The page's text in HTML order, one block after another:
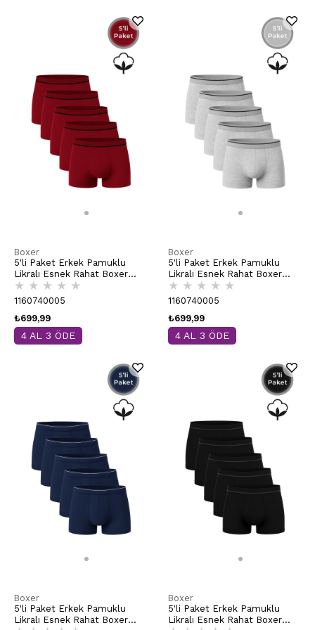
Boxer
5'li Paket Erkek Pamuklu
Likralı Esnek Rahat Boxer
Şort | Bordo K11226
★ ★ ★ ★ ★
1160740005
₺699,99
4 AL 3 ÖDE
Boxer
5'li Paket Erkek Pamuklu
Likralı Esnek Rahat Boxer
Şort | Gri Melanj K11226
★ ★ ★ ★ ★
1160740005
₺699,99
4 AL 3 ÖDE
Boxer
5'li Paket Erkek Pamuklu
Likralı Esnek Rahat Boxer
Boxer
5'li Paket Erkek Pamuklu
Likralı Esnek Rahat Boxer